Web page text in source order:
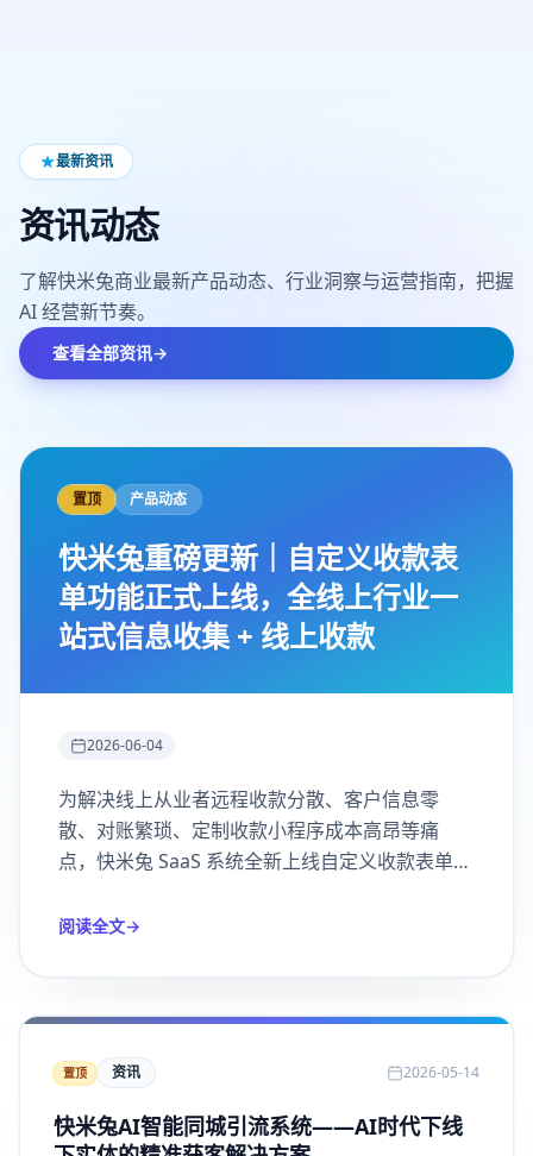
最新资讯
资讯动态
了解快米兔商业最新产品动态、行业洞察与运营指南，把握
AI 经营新节奏。
查看全部资讯→
置顶 产品动态
快米兔重磅更新｜自定义收款表
单功能正式上线，全线上行业一
站式信息收集 + 线上收款
2026-06-04
为解决线上从业者远程收款分散、客户信息零
散、对账繁琐、定制收款小程序成本高昂等痛
点，快米兔 SaaS 系统全新上线自定义收款表单功
套餐选择 + 在线支付 + 数据归档」一体化，一站
阅读全文→
置顶 资讯 2026-05-14
快米兔AI智能同城引流系统——AI时代下线